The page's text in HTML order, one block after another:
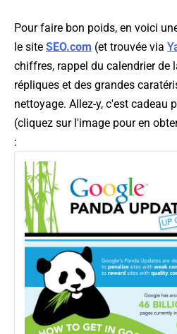
Pour faire bon poids, en voici
le site SEO.com (et trouvée via
chiffres, rappel du calendrier de
répliques et des grandes
nettoyage. Allez-y, c'est cadeau
(cliquez sur l'image pour en
: